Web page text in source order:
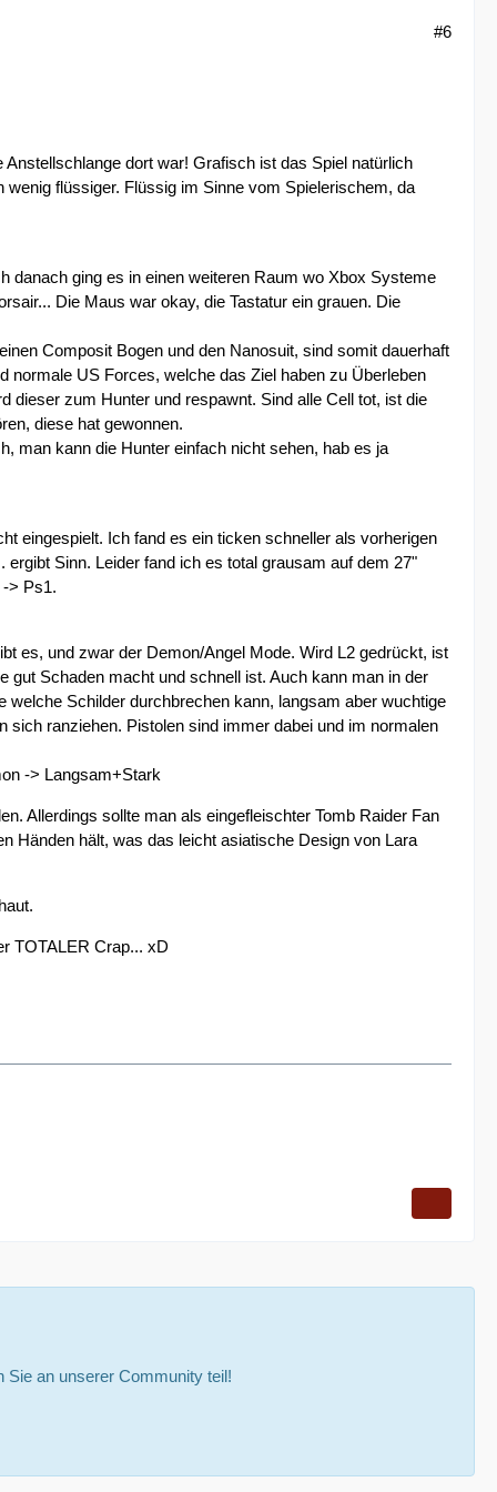
#6
dort war! Grafisch ist das Spiel natürlich
wenig flüssiger. Flüssig im Sinne vom Spielerischem, da
danach ging es in einen weiteren Raum wo Xbox Systeme
Die Maus war okay, die Tastatur ein grauen. Die
Composit Bogen und den Nanosuit, sind somit dauerhaft
normale US Forces, welche das Ziel haben zu Überleben
dieser zum Hunter und respawnt. Sind alle Cell tot, ist die
diese hat gewonnen.
man kann die Hunter einfach nicht sehen, hab es ja
eingespielt. Ich fand es ein ticken schneller als vorherigen
Sinn. Leider fand ich es total grausam auf dem 27"
> Ps1.
es, und zwar der Demon/Angel Mode. Wird L2 gedrückt, ist
gut Schaden macht und schnell ist. Auch kann man in der
Schilder durchbrechen kann, langsam aber wuchtige
ranziehen. Pistolen sind immer dabei und im normalen
-> Langsam+Stark
Allerdings sollte man als eingefleischter Tomb Raider Fan
Händen hält, was das leicht asiatische Design von Lara
TOTALER Crap... xD
Sie an unserer Community teil!